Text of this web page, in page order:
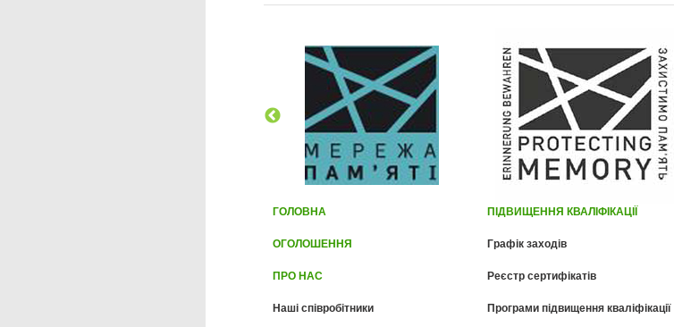
ГОЛОВНА
ОГОЛОШЕННЯ
ПРО НАС
Наші співробітники
ПІДВИЩЕННЯ КВАЛІФІКАЦІЇ
Графік заходів
Реєстр сертифікатів
Програми підвищення кваліфікації